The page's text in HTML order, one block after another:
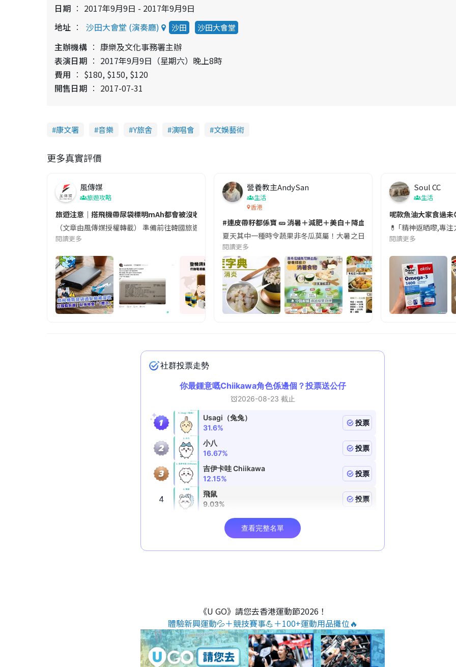
日期
2017年9月9日 - 2017年9月9日
地址
沙田大會堂 (演奏廳) 沙田 沙田大會堂
主辦機構
康樂及文化事務署主辦
表演日期
2017年9月9日（星期六）晚上8時
費用
$180, $150, $120
開售日期
2017-07-31
康文署 音樂 Y旅舍 演唱會 文娛藝術
更多真實評價
風傳媒
旅遊攻略
旅遊注意｜搭飛機帶尿袋標明mAh都會被沒收😱出發前切記檢查「1標示」🚨
（文章由風傳媒授權轉載） 準備前往韓國旅遊的民眾，近期要特別留意隨身行李中的行動電源。一名旅客日前在機場安檢
閱讀更多
營養教主AndySan
生活
香港
#連皮帶籽都係寶 🥒 消暑＋減肥＋美白＋降血脂
夏天其中一種時令蔬果非冬瓜莫屬！大暑之日，點都要飲碗冬瓜湯消暑
閱讀更多
Soul CC
生活
呢款魚油大家食過未
💊 ｢精神返晒嚟,專
閱讀更多
《U GO》請您去香港運動節2026！
體驗新興運動💦＋競技賽事💪＋100+運動用品攤位🔥